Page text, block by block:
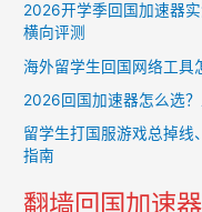
2026开学季回国加速器
横向评测
海外留学生回国网络工具
2026回国加速器怎么选
留学生打国服游戏总掉线
指南
翻墙回国加速器